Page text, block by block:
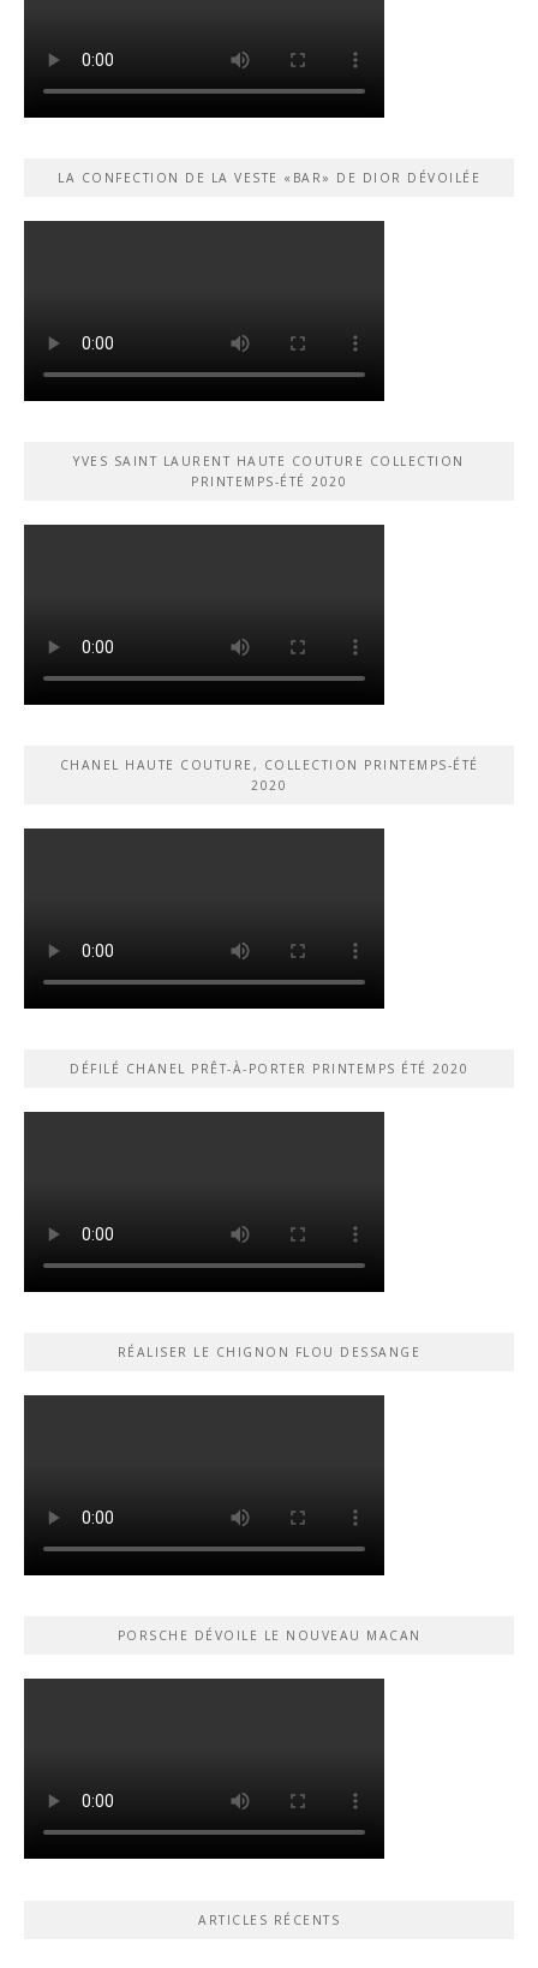
LA CONFECTION DE LA VESTE «BAR» DE DIOR DÉVOILÉE
YVES SAINT LAURENT HAUTE COUTURE COLLECTION
PRINTEMPS-ÉTÉ 2020
CHANEL HAUTE COUTURE, COLLECTION PRINTEMPS-ÉTÉ
2020
DÉFILÉ CHANEL PRÊT-À-PORTER PRINTEMPS ÉTÉ 2020
RÉALISER LE CHIGNON FLOU DESSANGE
PORSCHE DÉVOILE LE NOUVEAU MACAN
ARTICLES RÉCENTS